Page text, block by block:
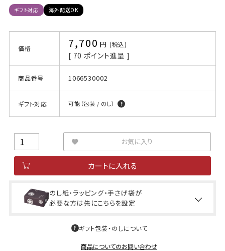
ギフト対応 海外配送OK
価格 7,700 税込
[ 70 ポイント進呈 ]
商品番号 1066530002
ギフト対応 可能（包装 / のし）
お気に入り
カートに入れる
のし紙・ラッピング・手さげ袋が
必要な方は先にこちらを設定
ギフト包装・のしについて
商品についてのお問い合わせ